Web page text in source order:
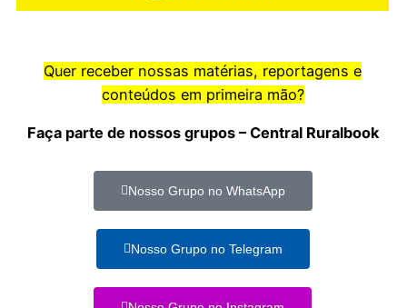
Quer receber nossas matérias, reportagens e
conteúdos em primeira mão?
Faça parte de nossos grupos – Central Ruralbook
Nosso Grupo no WhatsApp
Nosso Grupo no Telegram